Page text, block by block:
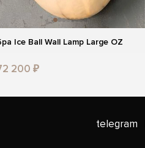
Ice Ball Wall Lamp Large OZ
200 ₽
telegram